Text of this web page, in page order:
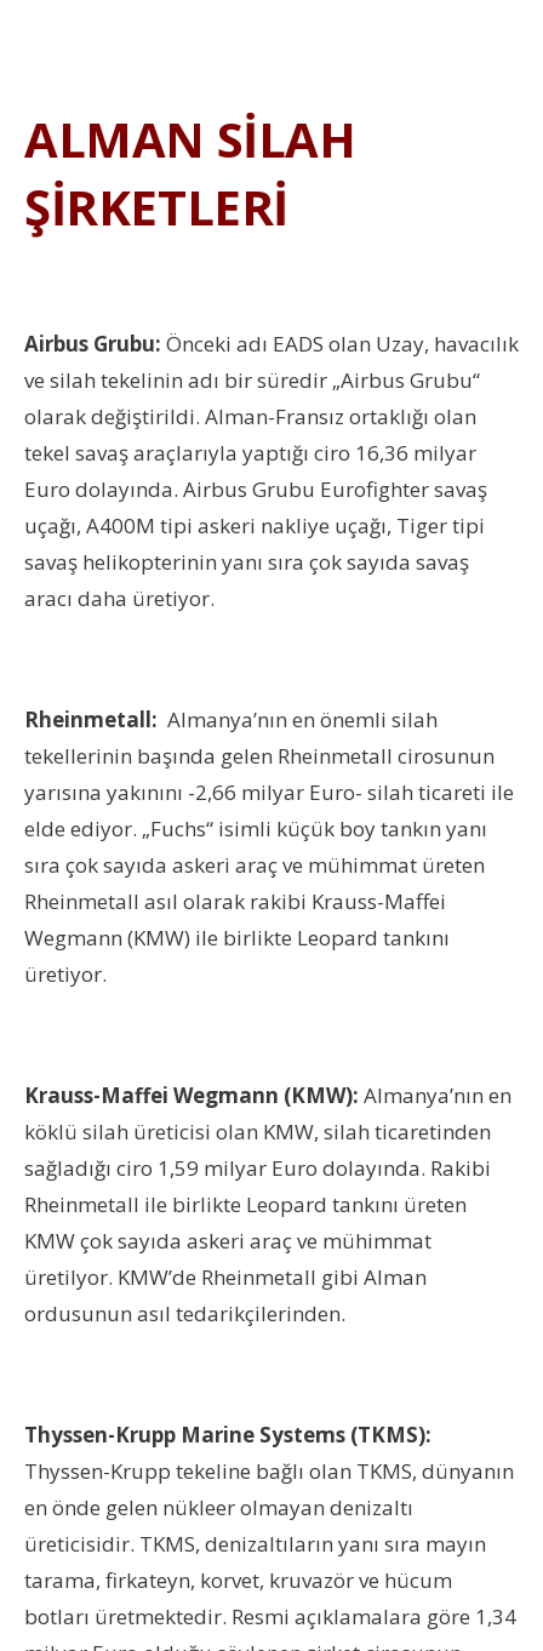
ALMAN SİLAH
ŞİRKETLERİ
Airbus Grubu: Önceki adı EADS olan Uzay, havacılık
ve silah tekelinin adı bir süredir „Airbus Grubu“
olarak değiştirildi. Alman-Fransız ortaklığı olan
tekel savaş araçlarıyla yaptığı ciro 16,36 milyar
Euro dolayında. Airbus Grubu Eurofighter savaş
uçağı, A400M tipi askeri nakliye uçağı, Tiger tipi
savaş helikopterinin yanı sıra çok sayıda savaş
aracı daha üretiyor.
Rheinmetall: Almanya’nın en önemli silah
tekellerinin başında gelen Rheinmetall cirosunun
yarısına yakınını -2,66 milyar Euro- silah ticareti ile
elde ediyor. „Fuchs“ isimli küçük boy tankın yanı
sıra çok sayıda askeri araç ve mühimmat üreten
Rheinmetall asıl olarak rakibi Krauss-Maffei
Wegmann (KMW) ile birlikte Leopard tankını
üretiyor.
Krauss-Maffei Wegmann (KMW): Almanya’nın en
köklü silah üreticisi olan KMW, silah ticaretinden
sağladığı ciro 1,59 milyar Euro dolayında. Rakibi
Rheinmetall ile birlikte Leopard tankını üreten
KMW çok sayıda askeri araç ve mühimmat
üretilyor. KMW’de Rheinmetall gibi Alman
ordusunun asıl tedarikçilerinden.
Thyssen-Krupp Marine Systems (TKMS):
Thyssen-Krupp tekeline bağlı olan TKMS, dünyanın
en önde gelen nükleer olmayan denizaltı
üreticisidir. TKMS, denizaltıların yanı sıra mayın
tarama, firkateyn, korvet, kruvazör ve hücum
botları üretmektedir. Resmi açıklamalara göre 1,34